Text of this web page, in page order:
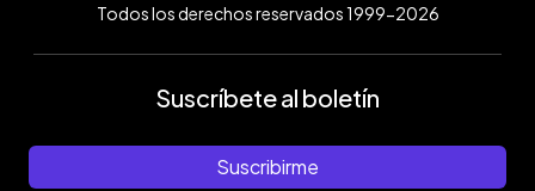
Todos los derechos reservados 1999-2026
Suscríbete al boletín
Suscribirme